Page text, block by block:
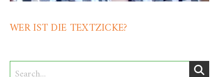
WER IST DIE TEXTZICKE?